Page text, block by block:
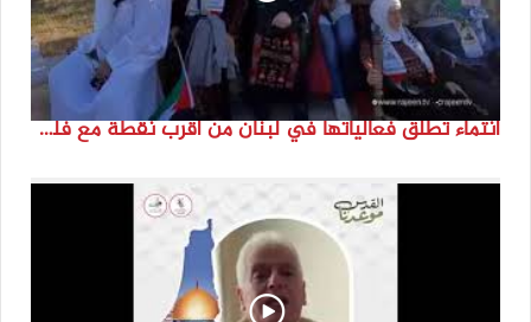
انتماء تطلق فعالياتها في لبنان من أقرب نقطة مع فلسطين المحتلة في ذكرى النكبة_74تقرير: جنى شحرور